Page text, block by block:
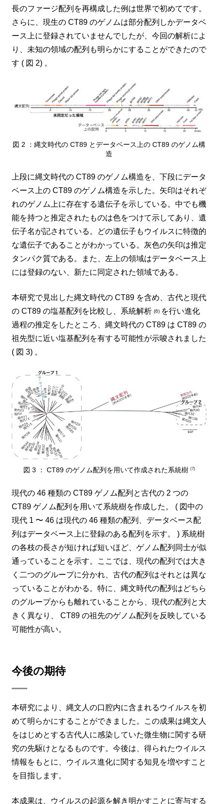
長のファージ配列を再構成した例は世界で初めてです。
さらに、現生の CT89 のゲノムは部分配列しかデータベ
ース上に登録されていませんでしたが、今回の解析によ
り、未知の領域の配列も明らかにすることができたので
す ( 図 2) 。
図 2 ：縄文時代の CT89 とデータベース上の CT89 のゲノム構
造
上段に縄文時代の CT89 のゲノム構造を、下段にデータ
ベース上の CT89 のゲノム構造を示した。矢印はそれぞ
れのゲノム上に存在する遺伝子を示している。中でも機
能を持つと推定されたものは色をつけて示してあり、遺
伝子名が記されている。どの遺伝子もウイルスに特徴的
な遺伝子であることがわかっている。灰色の矢印は推定
タンパク質である。また、左上の領域はデータベース上
には登録のない、新たに同定された領域である。
本研究で見出した縄文時代の CT89 を含め、古代と現代
の CT89 の塩基配列を比較し、系統解析 (6) を行い進化
過程の推定をしたところ、縄文時代の CT89 は CT89 の
祖先型に近い塩基配列を有する可能性が示唆されました
( 図 3) 。
図 3 ： CT89 のゲノム配列を用いて作成された系統樹 (7)
現代の 46 種類の CT89 ゲノム配列と古代の 2 つの
CT89 ゲノム配列を用いて系統樹を作成した。 ( 図中の
現代 1 〜 46 は現代の 46 種類の配列、データベース配
列はデータベース上に登録のある配列を示す。 ) 系統樹
の各枝の長さが短ければ短いほど、ゲノム配列同士が似
通っていることを示す。ここでは、現代の配列では大き
く二つのグループに分かれ、古代の配列はそれとは異な
っていることがわかる。特に、縄文時代の配列はどちら
のグループからも離れていることから、現代の配列と大
きく異なり、 CT89 の祖先のゲノム配列を反映している
可能性が高い。
今後の期待
本研究により、縄文人の口腔内に含まれるウイルスを初
めて明らかにすることができました。この成果は縄文人
をはじめとする古代人に感染していた微生物に関する研
究の先駆けとなるものです。今後は、得られたウイルス
情報をもとに、ウイルス進化に関する知見を増やすこと
を目指します。
本成果は、ウイルスの起源を解き明かすことに寄与する